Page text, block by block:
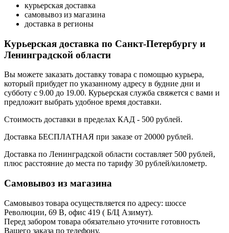
курьерская доставка
самовывоз из магазина
доставка в регионы
Курьерская доставка по Санкт-Петербургу и
Ленинградской области
Вы можете заказать доставку товара с помощью курьера,
который прибудет по указанному адресу в будние дни и
субботу с 9.00 до 19.00. Курьерская служба свяжется с вами и
предложит выбрать удобное время доставки.
Стоимость доставки в пределах КАД - 500 рублей.
Доставка БЕСПЛАТНАЯ при заказе от 20000 рублей.
Доставка по Ленинградской области составляет 500 рублей,
плюс расстояние до места по тарифу 30 рублей/километр.
Самовывоз из магазина
Самовывоз товара осуществляется по адресу: шоссе
Революции, 69 В, офис 419 ( Б/Ц Азимут).
Перед забором товара обязательно уточните готовность
Вашего заказа по телефону.